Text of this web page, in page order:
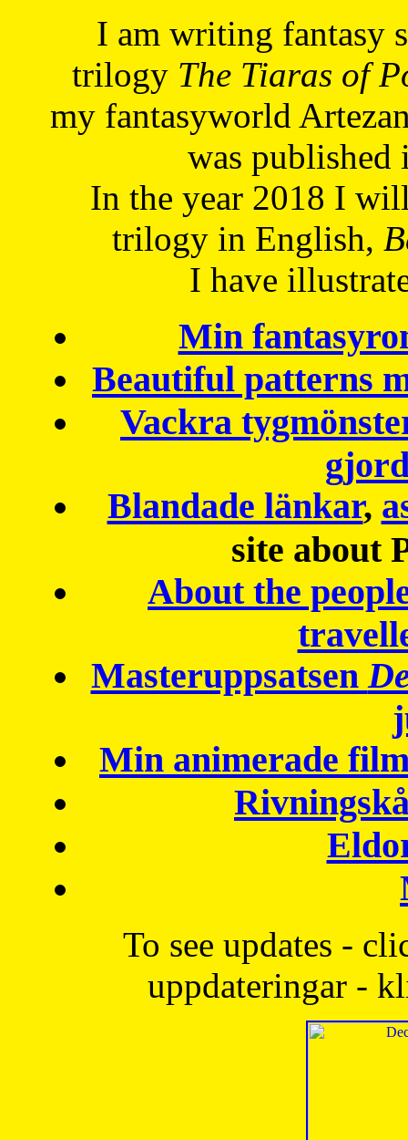
I am writing fantasy
trilogy The Tiaras of
my fantasyworld
was published
In the year 2018 I
trilogy in English,
I have
Min
Beautiful patterns
Vackra
Blandade länkar,
site about
About the
Masteruppsatsen
Min animerade
To see updates -
uppdateringar -